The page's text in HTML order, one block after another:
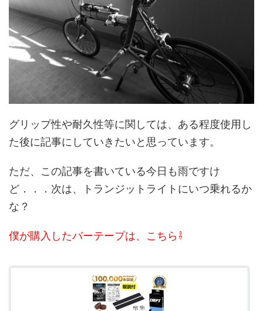
グリップ性や耐久性等に関しては、ある程度使用し
た後に記事にしていきたいと思っています。
ただ、この記事を書いている今日も雨ですけ
ど．．．次は、トランジットライトにいつ乗れるか
な？
僕が購入したバーテープは、こちら⇩